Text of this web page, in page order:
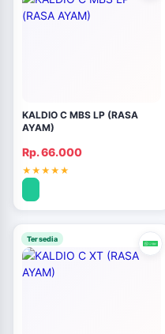
KALDIO C MBS LP (RASA
AYAM)
Rp. 66.000
Tersedia